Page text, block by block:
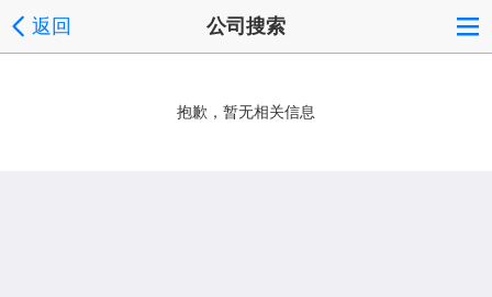
返回 公司搜索
抱歉，暂无相关信息